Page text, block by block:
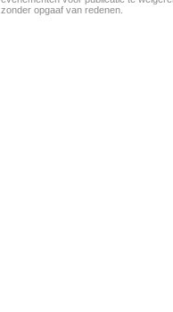
zonder opgaaf van redenen.